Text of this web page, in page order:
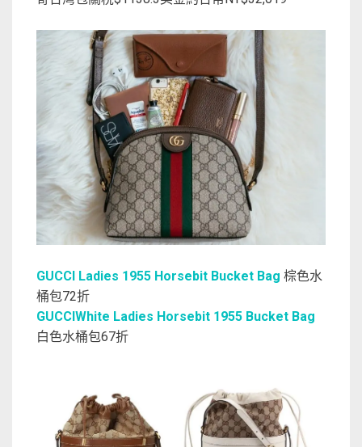
GUCCI Ladies 1955 Horsebit Bucket Bag 棕色水
桶包72折
GUCCIWhite Ladies Horsebit 1955 Bucket Bag
白色水桶包67折